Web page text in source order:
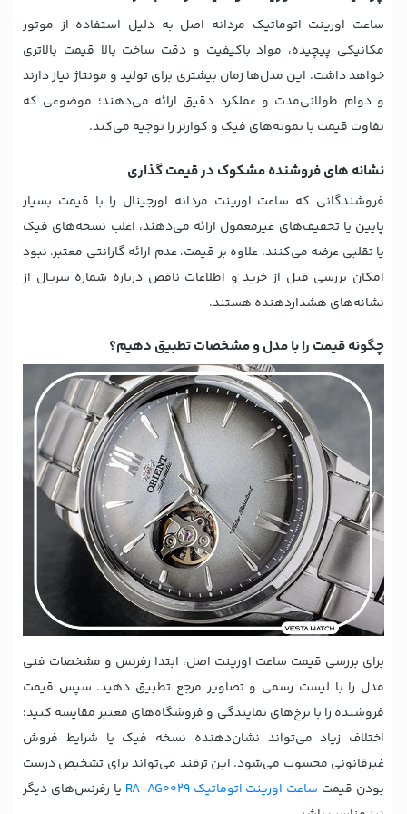
ساعت اورینت اتوماتیک مردانه اصل به دلیل استفاده از موتور
مکانیکی پیچیده، مواد باکیفیت و دقت ساخت بالا قیمت بالاتری
خواهد داشت. این مدل‌ها زمان بیشتری برای تولید و مونتاژ نیاز دارند
و دوام طولانی‌مدت و عملکرد دقیق ارائه می‌دهند؛ موضوعی که
تفاوت قیمت با نمونه‌های فیک و کوارتز را توجیه می‌کند.
نشانه های فروشنده مشکوک در قیمت گذاری
فروشندگانی که ساعت اورینت مردانه اورجینال را با قیمت بسیار
پایین یا تخفیف‌های غیرمعمول ارائه می‌دهند، اغلب نسخه‌های فیک
یا تقلبی عرضه می‌کنند. علاوه بر قیمت، عدم ارائه گارانتی معتبر، نبود
امکان بررسی قبل از خرید و اطلاعات ناقص درباره شماره سریال از
نشانه‌های هشداردهنده هستند.
چگونه قیمت را با مدل و مشخصات تطبیق دهیم؟
برای بررسی قیمت ساعت اورینت اصل، ابتدا رفرنس و مشخصات فنی
مدل را با لیست رسمی و تصاویر مرجع تطبیق دهید. سپس قیمت
فروشنده را با نرخ‌های نمایندگی و فروشگاه‌های معتبر مقایسه کنید؛
اختلاف زیاد می‌تواند نشان‌دهنده نسخه فیک یا شرایط فروش
غیرقانونی محسوب می‌شود. این ترفند می‌تواند برای تشخیص درست
بودن قیمت ساعت اورینت اتوماتیک RA-AG0029
یا رفرنس‌های دیگر